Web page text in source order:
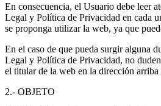
En consecuencia, el Usuario debe leer
Legal y Política de Privacidad en cada
se proponga utilizar la web, ya que
En el caso de que pueda surgir alguna
Legal y Política de Privacidad, no
el titular de la web en la dirección arriba
2.- OBJETO